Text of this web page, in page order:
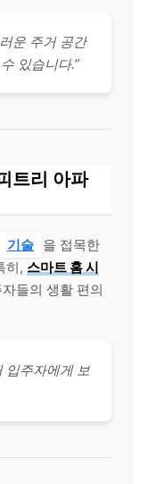
운 주거 공간
있습니다.”
트리 아파
기술 을 접목한
히, 스마트 홈 시
들의 생활 편의
입주자에게 보